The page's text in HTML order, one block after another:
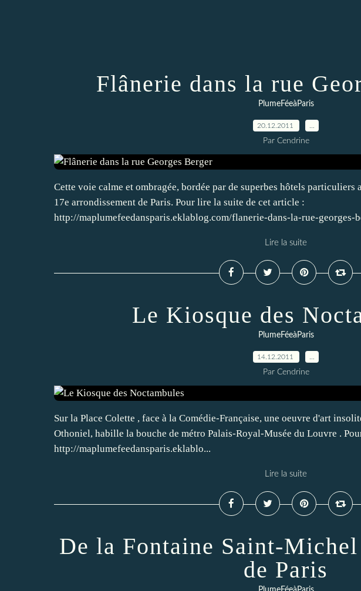
Flânerie dans la rue
PlumeFéeàParis
20.12.2011
Par Cendrine
Cette voie calme et ombragée, bordée par de superbes hôtels particuliers
17e arrondissement de Paris. Pour lire la suite de cet article :
http://maplumefeedansparis.eklablog.com/flanerie-dans-la-rue-georges-
Lire la suite
Le Kiosque des
PlumeFéeàParis
14.12.2011
Par Cendrine
Sur la Place Colette , face à la Comédie-Française, une oeuvre d'art
Othoniel, habille la bouche de métro Palais-Royal-Musée du Louvre .
http://maplumefeedansparis.eklablo...
Lire la suite
De la Fontaine Saint-
de Paris